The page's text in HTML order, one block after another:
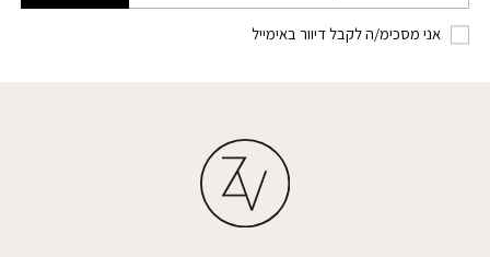
אני מסכימ/ה לקבל דיוור באימייל